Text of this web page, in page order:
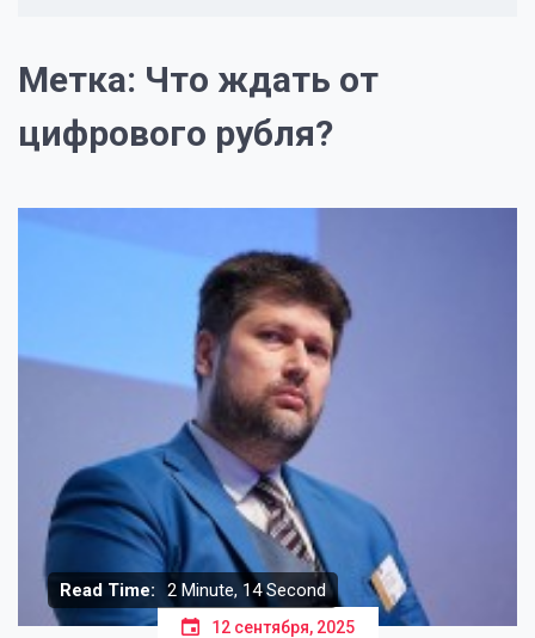
Метка: Что ждать от
цифрового рубля?
Read Time: 2 Minute, 14 Second
12 сентября, 2025